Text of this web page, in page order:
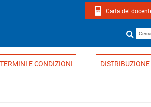
Carta del
Cerca un libro
TERMINI E CONDIZIONI DISTRIBUZIONE